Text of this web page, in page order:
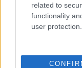
related to
functionality
user protection.
Σημάδια